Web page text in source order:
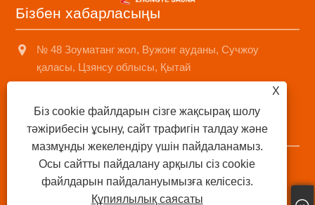
Бізбен хабарласыңы
№ 48 Зоуматанг жол, Вужонг ауданы, Сучжоу
қаласы, Цзянсу облысы, Қытай
saunad688@163.com
Авторлық құқық © 2025 Suzhou Sonzhone Sozhee Sozhe
Sozhe Cole, Ltd Барлық құқықтар қорғалған.
Sitemap|RSS|XML|Құпиялылық саясаты
X
Біз cookie файлдарын сізге жақсырақ шолу
тәжірибесін ұсыну, сайт трафигін талдау және
мазмұнды жекелендіру үшін пайдаланамыз.
Осы сайтты пайдалану арқылы сіз cookie
файлдарын пайдалануымызға келісесіз.
Құпиялылық саясаты